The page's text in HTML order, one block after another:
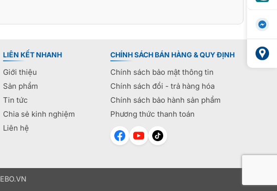
LIÊN KẾT NHANH
Giới thiệu
Sản phẩm
Tin tức
Chia sẻ kinh nghiệm
Liên hệ
CHÍNH SÁCH BÁN HÀNG & QUY ĐỊNH
Chính sách bảo mật thông tin
Chính sách đổi - trả hàng hóa
Chính sách bảo hành sản phẩm
Phương thức thanh toán
EBO.VN